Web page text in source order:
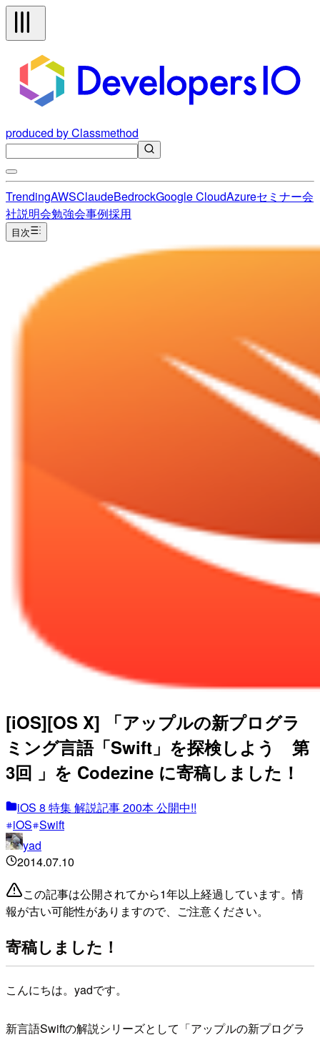
produced by Classmethod
TrendingAWSClaudeBedrockGoogle CloudAzureセミナー会
社説明会勉強会事例採用
目次
[iOS][OS X] 「アップルの新プログラ
ミング言語「Swift」を探検しよう 第
3回 」を Codezine に寄稿しました！
iOS 8 特集 解説記事 200本 公開中!!
iOS Swift
yad
2014.07.10
この記事は公開されてから1年以上経過しています。情
報が古い可能性がありますので、ご注意ください。
寄稿しました！
こんにちは。yadです。
新言語Swiftの解説シリーズとして「アップルの新プログラ